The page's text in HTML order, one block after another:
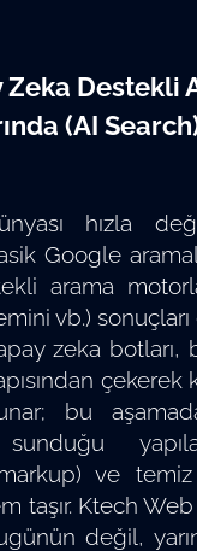
Zeka Destekli
(AI
hızla
Google
arama
vb.)
zeka
çekerek
bu
ve
taşır. Ktech Web
değil,